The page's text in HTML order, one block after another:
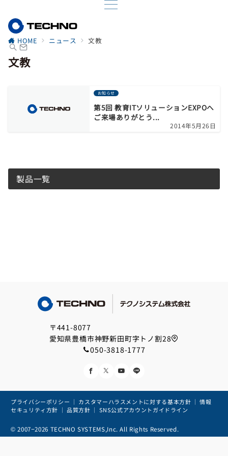
HOME ニュース 文教
文教
お知らせ
第5回 教育ITソリューションEXPOへ
ご来場ありがとう...
2014年5月26日
製品一覧
〒441-8077
愛知県豊橋市神野新田町字トノ割28
050-3818-1777
プライバシーポリシー ｜ カスタマーハラスメントに対する基本方針 ｜情報
セキュリティ方針 ｜ 品質方針 ｜ SNS公式アカウントガイドライン
© 2007−2026 TECHNO SYSTEMS,Inc. All Rights Reserved.